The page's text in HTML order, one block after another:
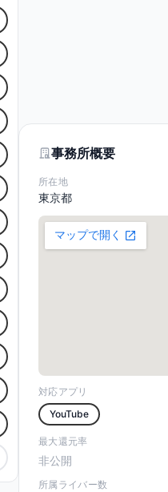
事務所概要
所在地
東京都
対応アプリ
YouTube
最大還元率
非公開
所属ライバー数